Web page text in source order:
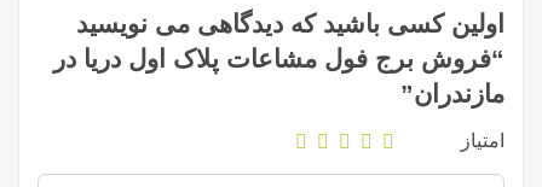
اولین کسی باشید که دیدگاهی می نویسید
“فروش برج فول مشاعات پلاک اول دریا در
مازندران”
امتیاز